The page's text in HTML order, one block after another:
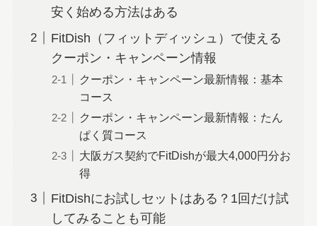
安く始める方法はある
FitDish（フィットディッシュ）で使える
クーポン・キャンペーン情報
クーポン・キャンペーン最新情報：基本
コース
クーポン・キャンペーン最新情報：たん
ぱく質コース
大阪ガス契約でFitDishが最大4,000円分お
得
FitDishにお試しセットはある？1回だけ試
してみることも可能